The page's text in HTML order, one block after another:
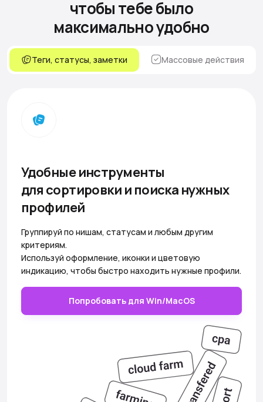
чтобы тебе было
максимально удобно
Теги, статусы, заметки Массовые действия
Удобные инструменты
для сортировки и поиска нужных
профилей
Группируй по нишам, статусам и любым другим
критериям.
Используй оформление, иконки и цветовую
индикацию, чтобы быстро находить нужные профили.
Попробовать для Win/MacOS